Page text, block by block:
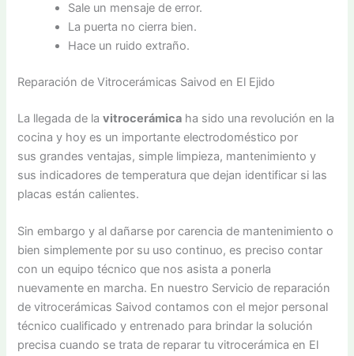
Sale un mensaje de error.
La puerta no cierra bien.
Hace un ruido extraño.
Reparación de Vitrocerámicas Saivod en El Ejido
La llegada de lavitrocerámica ha sido una revolución en la
cocina y hoy es un importante electrodoméstico por
sus grandes ventajas, simple limpieza, mantenimiento y
sus indicadores de temperatura que dejan identificar si las
placas están calientes.
Sin embargo y al dañarse por carencia de mantenimiento o
bien simplemente por su uso continuo, es preciso contar
con un equipo técnico que nos asista a ponerla
nuevamente en marcha. En nuestro Servicio de reparación
de vitrocerámicas Saivod contamos con el mejor personal
técnico cualificado y entrenado para brindar la solución
precisa cuando se trata de reparar tu vitrocerámica en El